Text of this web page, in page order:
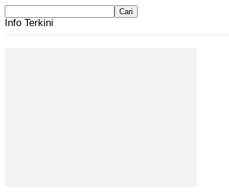
Info Terkini